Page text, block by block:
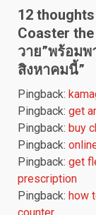
12 thoughts
Coaster
วาย”พร้อม
สิงหาคมนี้”
Pingback:
Pingback: get
Pingback: buy
Pingback:
Pingback: get
prescription
Pingback: how